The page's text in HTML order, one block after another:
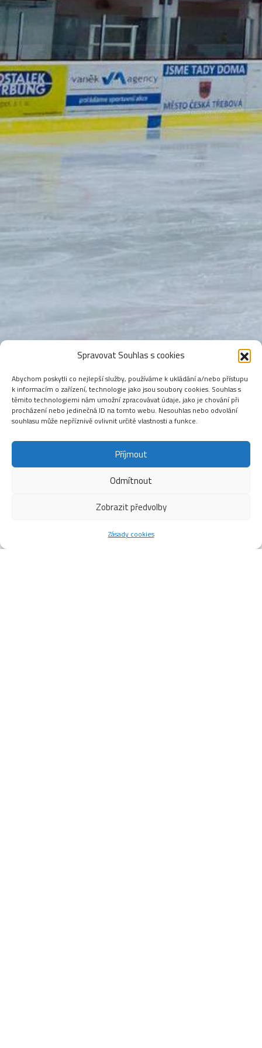
Spravovat Souhlas s cookies
Abychom poskytli co nejlepší služby, používáme k ukládání a/nebo přístupu
k informacím o zařízení, technologie jako jsou soubory cookies. Souhlas s
těmito technologiemi nám umožní zpracovávat údaje, jako je chování při
procházení nebo jedinečná ID na tomto webu. Nesouhlas nebo odvolání
souhlasu může nepříznivě ovlivnit určité vlastnosti a funkce.
Příjmout
Odmítnout
Zobrazit předvolby
Zásady cookies